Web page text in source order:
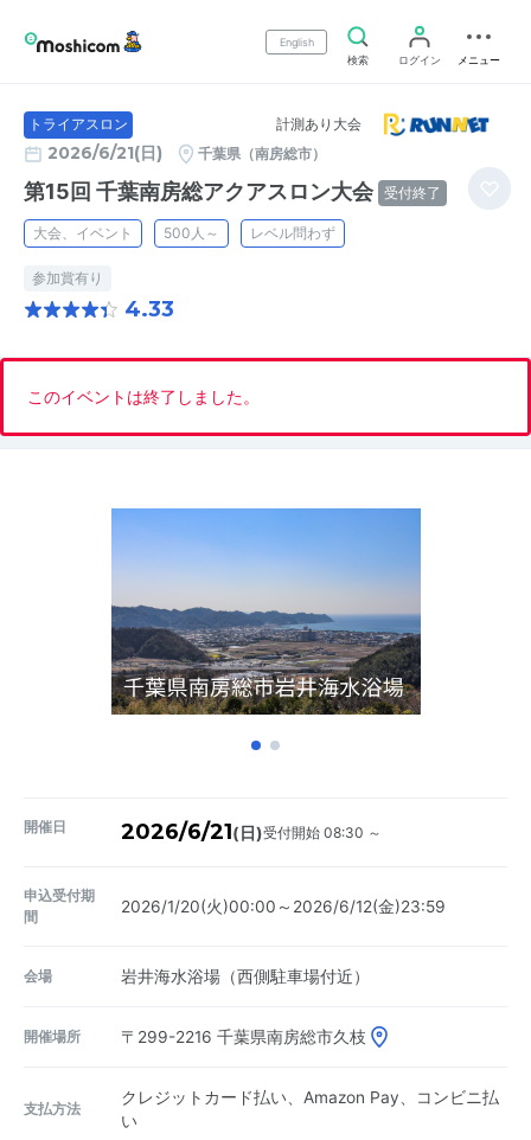
English
検索
ログイン メニュー
トライアスロン 計測あり大会
2026/6/21(日) 千葉県（南房総市）
第15回 千葉南房総アクアスロン大会 受付終了
大会、イベント 500人～ レベル問わず
参加賞有り
4.33
このイベントは終了しました。
開催日 2026/6/21(日)受付開始 08:30 ～
申込受付期
間
2026/1/20(火)00:00～2026/6/12(金)23:59
会場 岩井海水浴場（西側駐車場付近）
開催場所 〒299-2216 千葉県南房総市久枝
支払方法
クレジットカード払い、Amazon Pay、コンビニ払
い